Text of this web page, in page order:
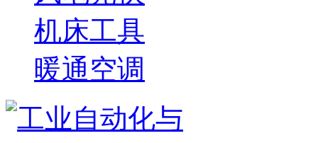
机床工具
暖通空调